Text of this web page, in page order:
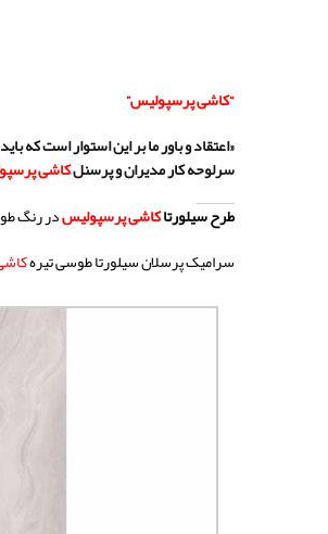
“کاشی پرسپولیس”
«اعتقاد و باور ما بر این استوار است که
سرلوحه کار مدیران و پرسنلکاشی
طرح سیلورتاکاشیپرسپولیسدر رنگ
سرامیک پرسلان سیلورتا طوسی تیره